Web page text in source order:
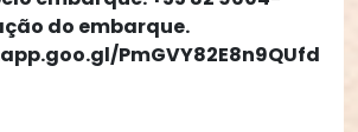
do embarque.
PmGVY82E8n9QUfd